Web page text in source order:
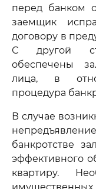
перед банком
заемщик
договору в
С другой
обеспечены
лица, в
процедура
В случае
банкротстве
эффективного
квартиру.